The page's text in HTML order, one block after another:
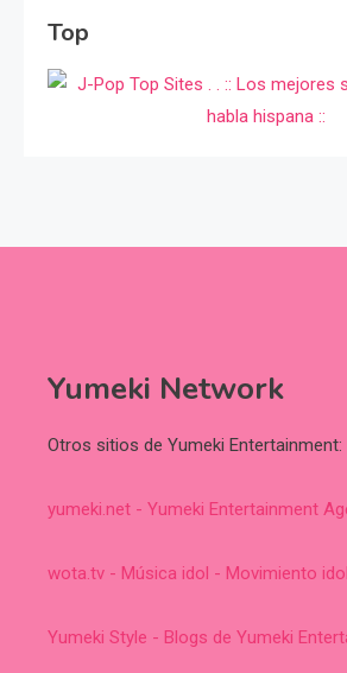
Top
Yumeki Network
Otros sitios de Yumeki Entertainment:
yumeki.net - Yumeki Entertainment
wota.tv - Música idol - Movimiento idol
Yumeki Style - Blogs de Yumeki